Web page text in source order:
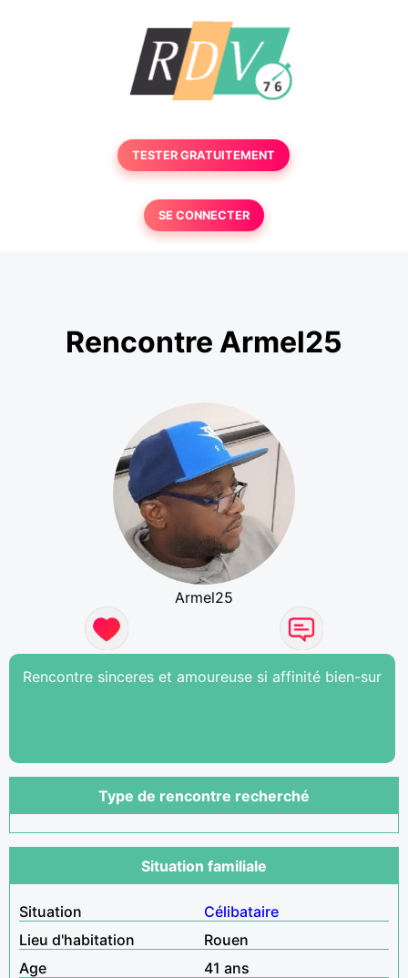
TESTER GRATUITEMENT
SE CONNECTER
Rencontre Armel25
Armel25
Rencontre sinceres et amoureuse si affinité bien-sur
Type de rencontre recherché
Situation familiale
Situation
Célibataire
Lieu d'habitation
Rouen
Age
41 ans